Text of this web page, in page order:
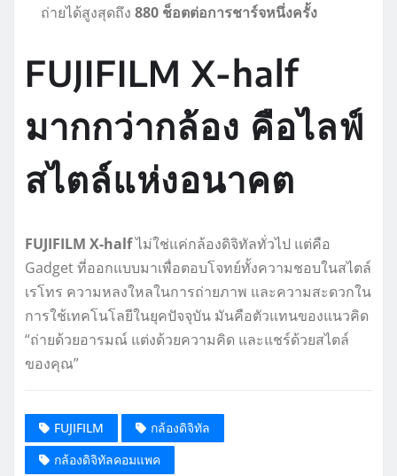
ถ่ายได้สูงสุดถึง 880 ช็อตต่อการชาร์จหนึ่งครั้ง
FUJIFILM X-half
มากกว่ากล้อง คือไลฟ์
สไตล์แห่งอนาคต
FUJIFILM X-halfไม่ใช่แค่กล้องดิจิทัลทั่วไป แต่คือ
Gadget ที่ออกแบบมาเพื่อตอบโจทย์ทั้งความชอบในสไตล์
เรโทร ความหลงใหลในการถ่ายภาพ และความสะดวกใน
การใช้เทคโนโลยีในยุคปัจจุบัน มันคือตัวแทนของแนวคิด
“ถ่ายด้วยอารมณ์ แต่งด้วยความคิด และแชร์ด้วยสไตล์
ของคุณ”
FUJIFILM
กล้องดิจิทัล
กล้องดิจิทัลคอมแพค